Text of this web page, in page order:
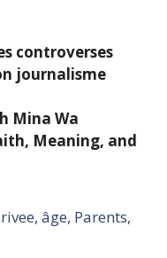
controverses
journalisme
Mina Wa
Meaning, and
âge, Parents,